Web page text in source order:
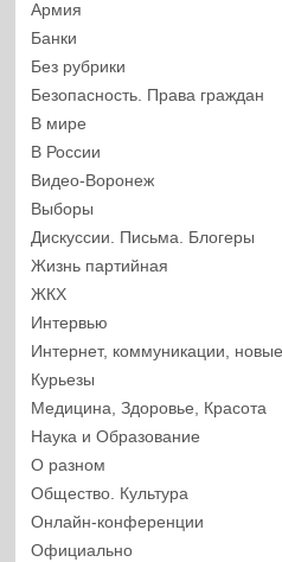
Армия
Банки
Без рубрики
Безопасность. Права граждан
В мире
В России
Видео-Воронеж
Выборы
Дискуссии. Письма. Блогеры
Жизнь партийная
ЖКХ
Интервью
Интернет, коммуникации,
Курьезы
Медицина, Здоровье, Красота
Наука и Образование
О разном
Общество. Культура
Онлайн-конференции
Официально